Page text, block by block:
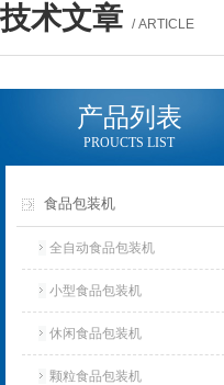
技术文章 / ARTICLE
产品列表
PROUCTS LIST
食品包装机
全自动食品包装机
小型食品包装机
休闲食品包装机
颗粒食品包装机